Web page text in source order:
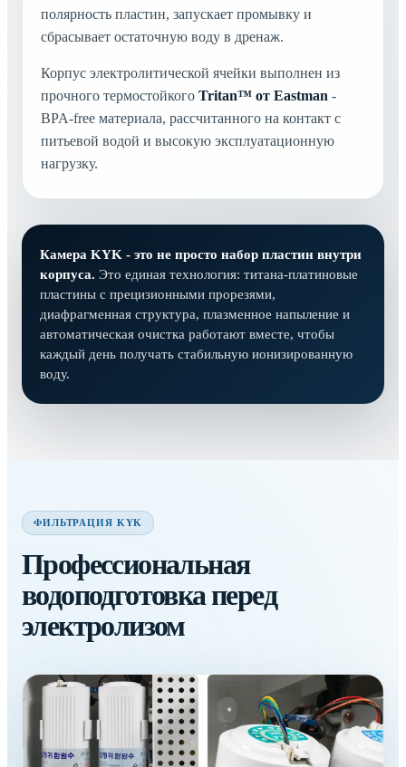
полярность пластин, запускает промывку и
сбрасывает остаточную воду в дренаж.
Корпус электролитической ячейки выполнен из
прочного термостойкого Tritan™ от Eastman -
BPA-free материала, рассчитанного на контакт с
питьевой водой и высокую эксплуатационную
нагрузку.
Камера KYK - это не просто набор пластин внутри
корпуса. Это единая технология: титана-платиновые
пластины с прецизионными прорезями,
диафрагменная структура, плазменное напыление и
автоматическая очистка работают вместе, чтобы
каждый день получать стабильную ионизированную
воду.
ФИЛЬТРАЦИЯ KYK
Профессиональная
водоподготовка перед
электролизом